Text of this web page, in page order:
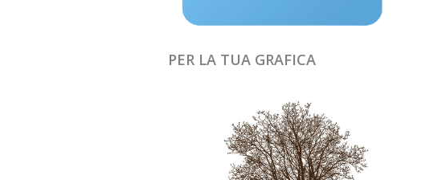
PER LA TUA GRAFICA